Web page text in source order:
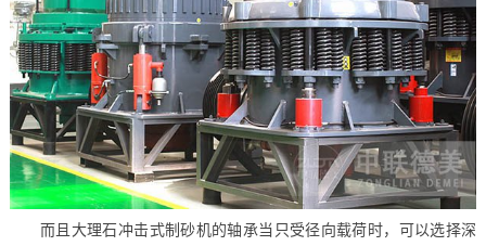
而且大理石冲击式制砂机的轴承当只受径向载荷时，可以选择深